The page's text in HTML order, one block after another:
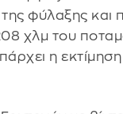
της φύλαξης
χλμ του
η